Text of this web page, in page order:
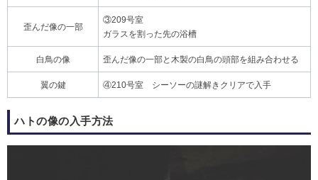
歪んだ像の一部
③209号室
ガラスを割った先の浴槽
白鳥の像 歪んだ像の一部と木製の白鳥の頭部を組み合わせる
翼の鍵 ④210号室 シーソーの謎解きクリアで入手
ハトの像の入手方法